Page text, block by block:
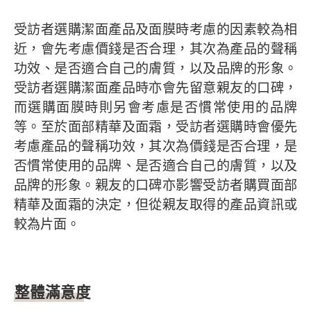
受訪者選購潔面產品及面膜時考慮的因素較為相
近，會先考慮價錢是否合理，其次為產品的聲稱
功效、是否適合自己的膚質，以及品牌的形象。
受訪者選購潔面產品時亦會先留意親友的口碑，
而選購面膜時則另會考慮是否慣常使用的品牌
等。至於面部精華及面霜，受訪者選購時會優先
考慮產品的聲稱功效，其次為價錢是否合理，是
否慣常使用的品牌、是否適合自己的膚質，以及
品牌的形象。親友的口碑亦影響受訪者購買面部
精華及面霜的決定，但從親友取得的產品資訊或
較為片面。
整體滿意度